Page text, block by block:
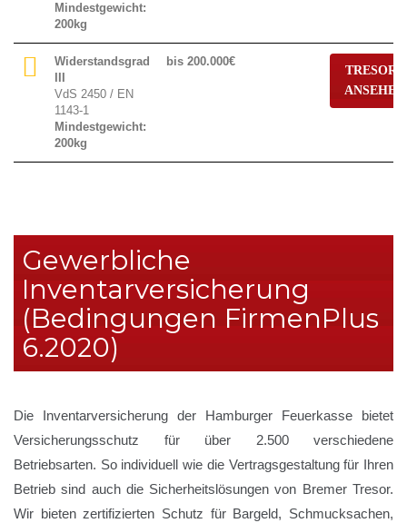
Mindestgewicht:
200kg
Widerstandsgrad
VdS 2450 / EN
1143-1
Mindestgewicht:
200kg
bis 200.000€
TRESORE
ANSEHEN
Gewerbliche
Inventarversicherung
(Bedingungen FirmenPlus
6.2020)
Die Inventarversicherung der Hamburger Feuerkasse bietet
Versicherungsschutz für über 2.500 verschiedene
Betriebsarten. So individuell wie die Vertragsgestaltung für Ihren
Betrieb sind auch die Sicherheitslösungen von Bremer Tresor.
Wir bieten zertifizierten Schutz für Bargeld, Schmucksachen,